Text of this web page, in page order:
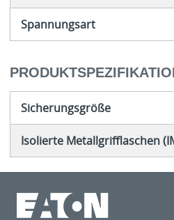
Spannungsart
Sicherungsgröße
Isolierte Metallgrifflaschen